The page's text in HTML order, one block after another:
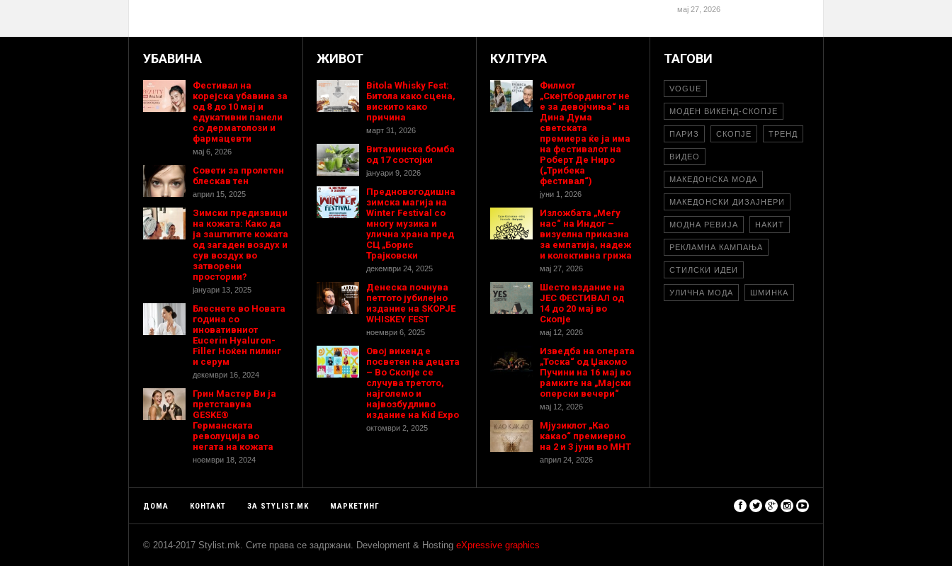
мај 27, 2026
УБАВИНА
Фестивал на
корејска убавина за
од 8 до 10 мај и
едукативни панели
со дерматолози и
фармацевти
мај 6, 2026
Совети за пролетен
блескав тен
април 15, 2025
Зимски предизвици
на кожата: Како да
ја заштитите кожата
од загаден воздух и
сув воздух во
затворени
простории?
јануари 13, 2025
Блеснете во Новата
година со
иновативниот
Eucerin Hyaluron-
Filler Ноќен пилинг
и серум
декември 16, 2024
Грин Мастер Ви ја
претставува
GESKE®
Германската
револуција во
негата на кожата
ноември 18, 2024
ЖИВОТ
Bitola Whisky Fest:
Битола како сцена,
вискито како
причина
март 31, 2026
Витаминска бомба
од 17 состојки
јануари 9, 2026
Предновогодишнa
зимска магија на
Winter Festival со
многу музика и
улична храна пред
СЦ „Борис
Трајковски
декември 24, 2025
Денеска почнува
петтото јубилејно
издание на SKOPJE
WHISKEY FEST
ноември 6, 2025
Овој викенд е
посветен на децата
– Во Скопје се
случува третото,
најголемо и
највозбудливо
издание на Kid Expo
октомври 2, 2025
КУЛТУРА
Филмот
„Скејтбордингот не
е за девојчиња“ на
Дина Дума
светската
премиера ќе ја има
на фестивалот на
Роберт Де Ниро
(„Трибека
фестивал“)
јуни 1, 2026
Изложбата „Меѓу
нас“ на Индог –
визуелна приказна
за емпатија, надеж
и колективна грижа
мај 27, 2026
Шесто издание на
ЈЕС ФЕСТИВАЛ од
14 до 20 мај во
Скопје
мај 12, 2026
Изведба на операта
„Тоска“ од Џакомо
Пучини на 16 мај во
рамките на „Мајски
оперски вечери“
мај 12, 2026
Мјузиклот „Као
какао“ премиерно
на 2 и 3 јуни во МНТ
април 24, 2026
ТАГОВИ
VOGUE
МОДЕН ВИКЕНД-СКОПЈЕ
ПАРИЗ СКОПЈЕ ТРЕНД
ВИДЕО
МАКЕДОНСКА МОДА
МАКЕДОНСКИ ДИЗАЈНЕРИ
МОДНА РЕВИЈА НАКИТ
РЕКЛАМНА КАМПАЊА
СТИЛСКИ ИДЕИ
УЛИЧНА МОДА ШМИНКА
ДОМА КОНТАКТ ЗА STYLIST.MK МАРКЕТИНГ
© 2014-2017 Stylist.mk. Сите права се задржани. Development & Hosting eXpressive graphics